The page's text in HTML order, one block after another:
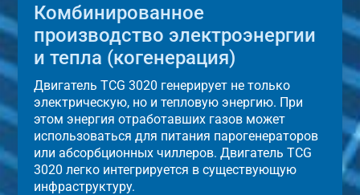
Комбинированное
производство электроэнергии
и тепла (когенерация)
Двигатель TCG 3020 генерирует не только
электрическую, но и тепловую энергию. При
этом энергия отработавших газов может
использоваться для питания парогенераторов
или абсорбционных чиллеров. Двигатель TCG
3020 легко интегрируется в существующую
инфраструктуру.